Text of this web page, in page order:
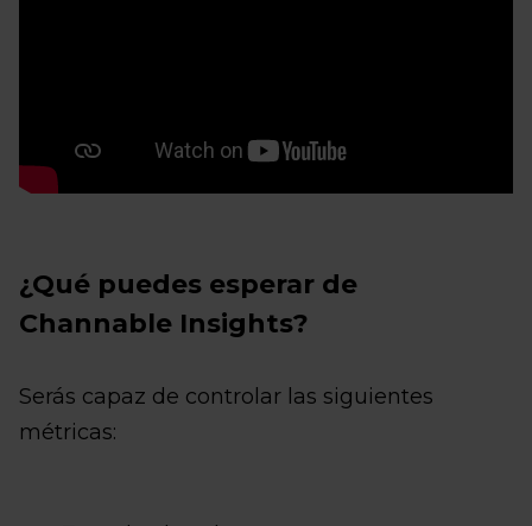
¿Qué puedes esperar de
Channable Insights?
Serás capaz de controlar las siguientes
métricas: